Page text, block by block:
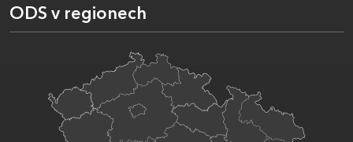
ODS v regionech